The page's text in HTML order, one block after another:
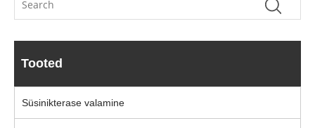
Tooted
Süsinikterase valamine